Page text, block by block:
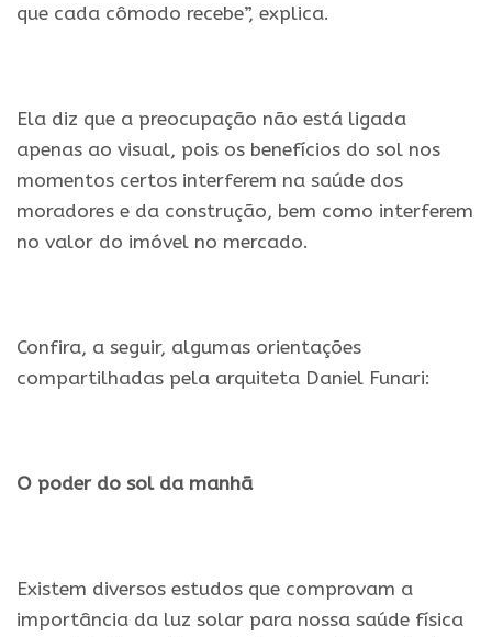
que cada cômodo recebe”, explica.
Ela diz que a preocupação não está ligada
apenas ao visual, pois os benefícios do sol nos
momentos certos interferem na saúde dos
moradores e da construção, bem como interferem
no valor do imóvel no mercado.
Confira, a seguir, algumas orientações
compartilhadas pela arquiteta Daniel Funari:
O poder do sol da manhã
Existem diversos estudos que comprovam a
importância da luz solar para nossa saúde física